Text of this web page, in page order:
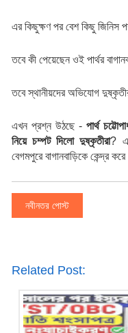
এর কিছুক্ষণ পর বেশ কিছু জিনিস
তবে কী পেয়েছেন ওই পার্থর
তবে স্থানীয়দের অভিযোগ
এখন প্রশ্ন উঠছে - পার্থ
নিয়ে চম্পট দিলো দুষ্কৃতীরা?
বেগমপুরে বাগানবাড়িকে কেন্দ্র
নবীনতর পোস্ট
Related Post: